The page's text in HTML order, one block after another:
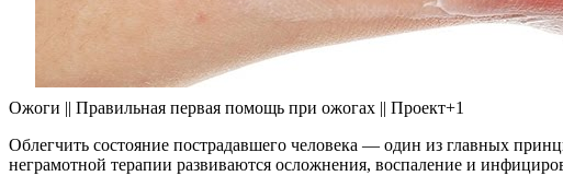
Ожоги || Правильная первая помощь при ожогах || Проект+1
Облегчить состояние пострадавшего человека — один из главных
неграмотной терапии развиваются осложнения, воспаление и